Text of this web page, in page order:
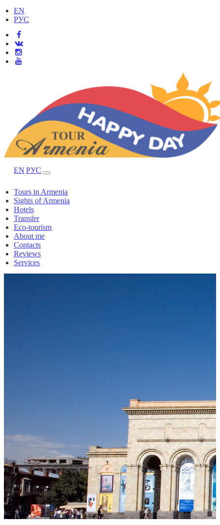
EN
РУС
EN РУС
Tours in Armenia
Sights of Armenia
Hotels
Transfer
Eco-tourism
About me
Contacts
Reviews
Services